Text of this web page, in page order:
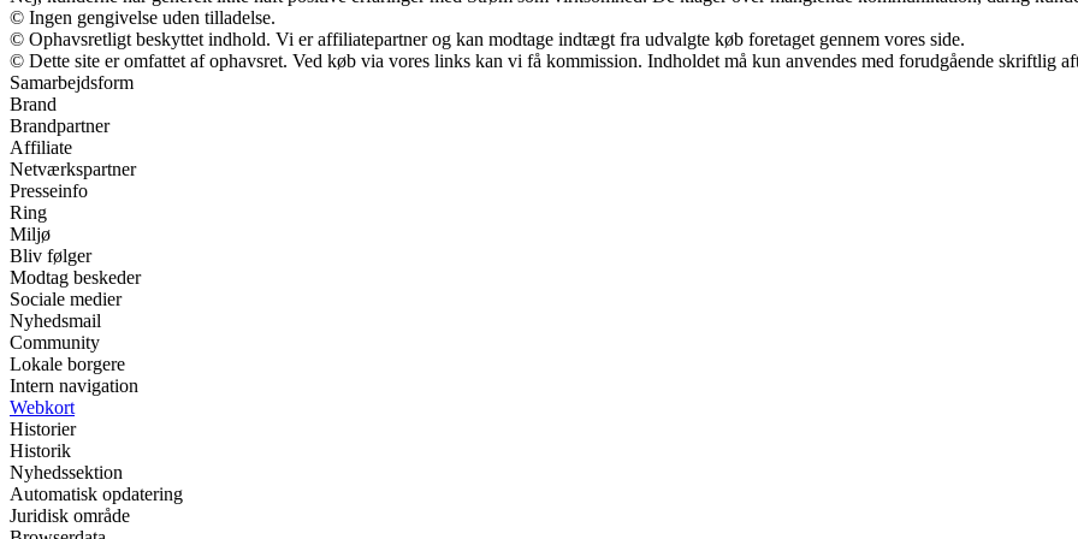
© Ingen gengivelse uden tilladelse.
© Ophavsretligt beskyttet indhold. Vi er affiliatepartner og kan modtage indtægt fra udvalgte køb foretaget gennem vores side.
© Dette site er omfattet af ophavsret. Ved køb via vores links kan vi få kommission. Indholdet må kun anvendes med forudgående skriftlig
Samarbejdsform
Brand
Brandpartner
Affiliate
Netværkspartner
Presseinfo
Ring
Miljø
Bliv følger
Modtag beskeder
Sociale medier
Nyhedsmail
Community
Lokale borgere
Intern navigation
Webkort
Historier
Historik
Nyhedssektion
Automatisk opdatering
Juridisk område